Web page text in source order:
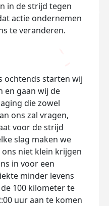
in de strijd tegen
actie ondernemen
te veranderen.
ochtends starten wij
en gaan wij de
die zowel
ons zal vragen,
voor de strijd
slag maken we
niet klein krijgen
in voor een
minder levens
100 kilometer te
uur aan te komen